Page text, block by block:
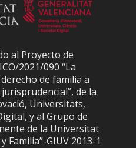
al Proyecto de
2021/090 “La
de familia a
de la
Universitats,
y al Grupo de
de la Universitat
Familia”-GIUV 2013-1